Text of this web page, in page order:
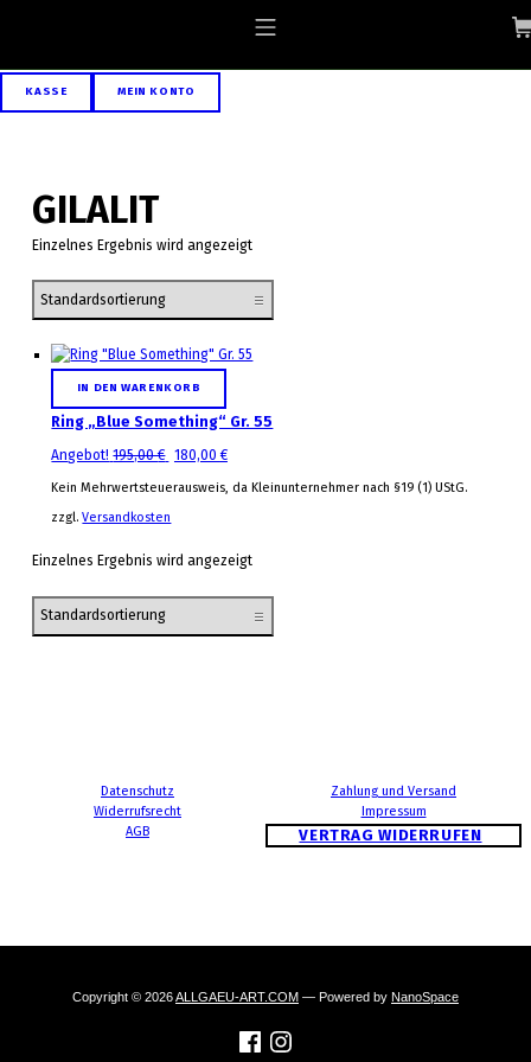
MOBILE MENU
KASSE MEIN KONTO
GILALIT
Einzelnes Ergebnis wird angezeigt
List of products
IN DEN WARENKORB
Ring „Blue Something“ Gr. 55
Angebot! 195,00€ Ursprünglicher Preis war: 195,00 €
180,00€
Kein Mehrwertsteuerausweis, da Kleinunternehmer nach §19 (1) UStG.
zzgl.Versandkosten
Einzelnes Ergebnis wird angezeigt
Datenschutz
Zahlung und Versand
Widerrufsrecht
Impressum
AGB
VERTRAG WIDERRUFEN
Copyright © 2026ALLGAEU-ART.COM — Powered by NanoSpace